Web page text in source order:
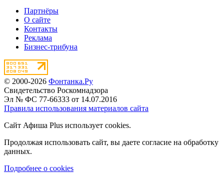
Партнёры
О сайте
Контакты
Реклама
Бизнес-трибуна
© 2000-2026 Фонтанка.Ру
Свидетельство Роскомнадзора
Эл № ФС 77-66333 от 14.07.2016
Правила использования материалов сайта
Сайт Афиша Plus использует cookies.
Продолжая использовать сайт, вы даете согласие на обработку
данных.
Подробнее о cookies